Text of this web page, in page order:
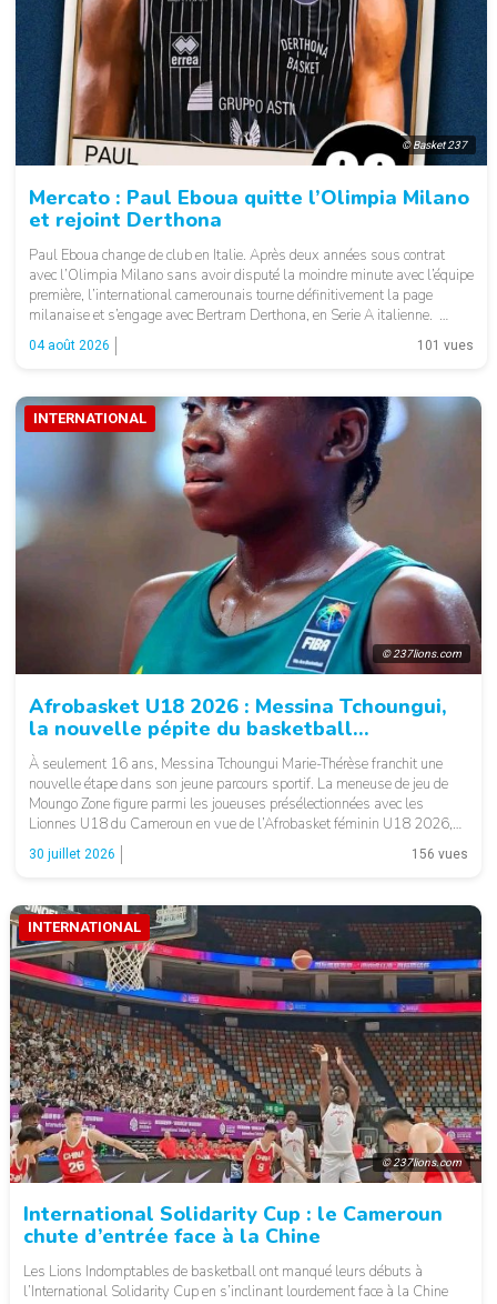
© Basket 237
Mercato : Paul Eboua quitte l’Olimpia Milano
et rejoint Derthona
Paul Eboua change de club en Italie. Après deux années sous contrat
avec l’Olimpia Milano sans avoir disputé la moindre minute avec l’équipe
première, l’international camerounais tourne définitivement la page
milanaise et s’engage avec Bertram Derthona, en Serie A italienne.
Arrivé à Milan en 2024 pour un contrat de quatre ans, l’ailier-fort de 26
[…]
04 août 2026 101 vues
© 237lions.com
INTERNATIONAL
Afrobasket U18 2026 : Messina Tchoungui,
la nouvelle pépite du basketball
camerounais
À seulement 16 ans, Messina Tchoungui Marie-Thérèse franchit une
nouvelle étape dans son jeune parcours sportif. La meneuse de jeu de
Moungo Zone figure parmi les joueuses présélectionnées avec les
Lionnes U18 du Cameroun en vue de l’Afrobasket féminin U18 2026,
qui se déroulera à Abidjan, en Côte d’Ivoire. Cette convocation
récompense une progression […]
30 juillet 2026 156 vues
© 237lions.com
INTERNATIONAL
International Solidarity Cup : le Cameroun
chute d’entrée face à la Chine
Les Lions Indomptables de basketball ont manqué leurs débuts à
l’International Solidarity Cup en s’inclinant lourdement face à la Chine